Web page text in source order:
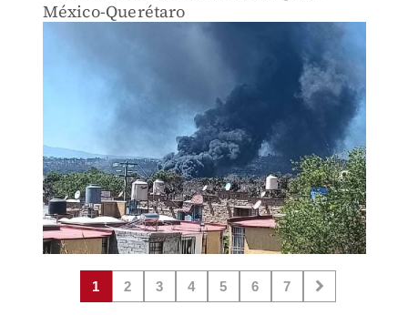
México-Querétaro
1 2 3 4 5 6 7